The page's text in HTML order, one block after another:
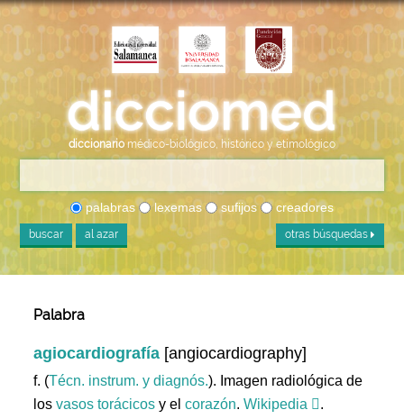
diccionario médico-biológico, histórico y etimológico
palabras lexemas sufijos creadores
buscar al azar otras búsquedas
Palabra
agiocardiografía [angiocardiography]
f. (Técn. instrum. y diagnós.). Imagen radiológica de
losvasos torácicos y elcorazón.Wikipedia .